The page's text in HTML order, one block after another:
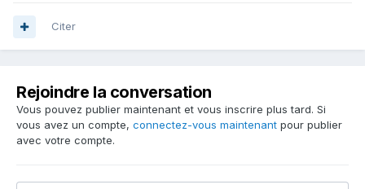
Citer
Rejoindre la conversation
Vous pouvez publier maintenant et vous inscrire plus tard. Si
vous avez un compte, connectez-vous maintenant pour publier
avec votre compte.